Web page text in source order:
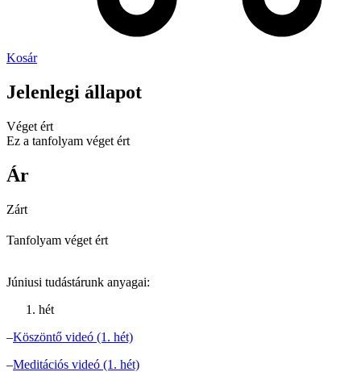
Kosár
Jelenlegi állapot
Véget ért
Ez a tanfolyam véget ért
Ár
Zárt
Tanfolyam véget ért
Júniusi tudástárunk anyagai:
hét
–Köszöntő videó (1. hét)
–Meditációs videó (1. hét)